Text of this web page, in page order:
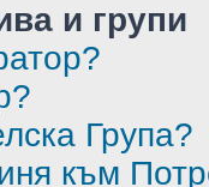
и групи
Група?
към